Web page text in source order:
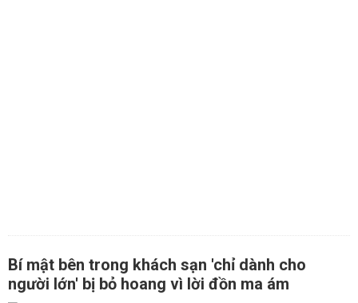
Bí mật bên trong khách sạn 'chỉ dành cho
người lớn' bị bỏ hoang vì lời đồn ma ám